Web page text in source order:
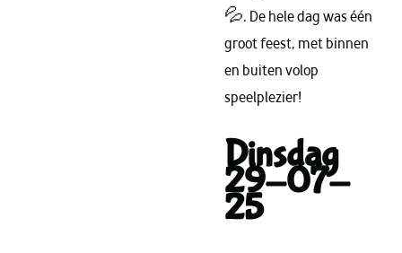
💦. De hele dag was één
groot feest, met binnen
en buiten volop
speelplezier!
Dinsdag
29-07-
25